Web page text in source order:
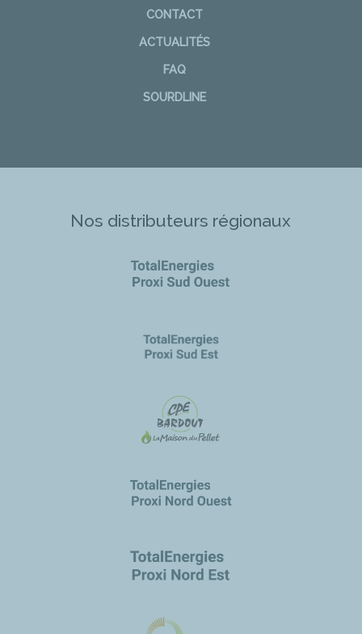
CONTACT
ACTUALITÉS
FAQ
SOURDLINE
Nos distributeurs régionaux